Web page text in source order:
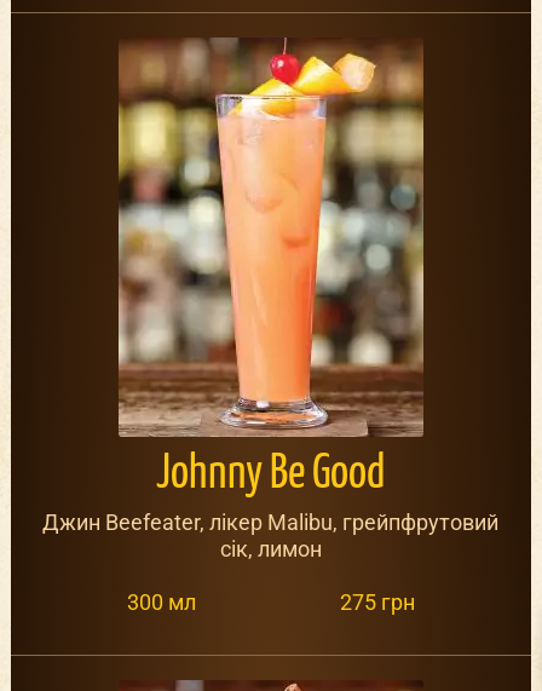
Johnny Be Good
Джин Beefeater, лікер Malibu, грейпфрутовий
сік, лимон
300 мл 275 грн